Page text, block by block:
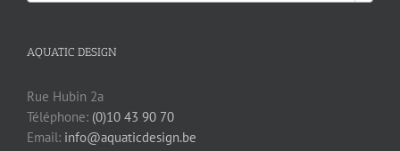
AQUATIC DESIGN
Rue Hubin 2a
Téléphone: (0)10 43 90 70
Email: info@aquaticdesign.be